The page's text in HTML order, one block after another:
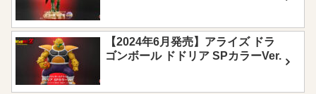
【2024年6月発売】アライズ ドラ
ゴンボール ドドリア SPカラーVer.